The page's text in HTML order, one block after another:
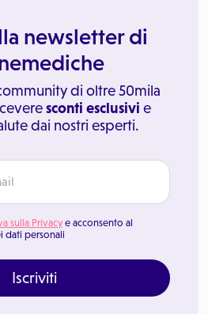
newsletter di
di oltre 50mila
sconti esclusivi e
dai nostri esperti.
sulla Privacy e acconsento al
dati personali
Iscriviti